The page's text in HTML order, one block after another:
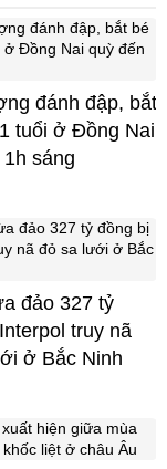
đánh đập, bắt
tuổi ở Đồng Nai
sáng
đảo 327 tỷ
truy nã
ở Bắc Ninh